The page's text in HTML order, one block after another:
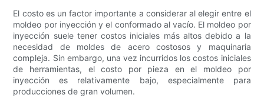
El costo es un factor importante a considerar al elegir entre el
moldeo por inyección y el conformado al vacío. El moldeo por
inyección suele tener costos iniciales más altos debido a la
necesidad de moldes de acero costosos y maquinaria
compleja. Sin embargo, una vez incurridos los costos iniciales
de herramientas, el costo por pieza en el moldeo por
inyección es relativamente bajo, especialmente para
producciones de gran volumen.